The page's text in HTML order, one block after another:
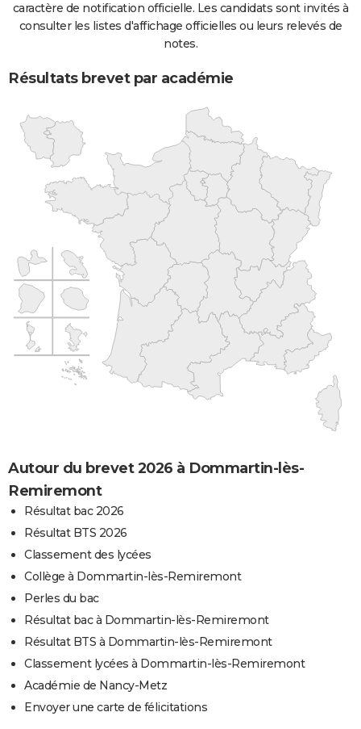
caractère de notification officielle. Les candidats sont invités à
consulter les listes d'affichage officielles ou leurs relevés de
notes.
Résultats brevet par académie
Autour du brevet 2026 à Dommartin-lès-
Remiremont
Résultat bac 2026
Résultat BTS 2026
Classement des lycées
Collège à Dommartin-lès-Remiremont
Perles du bac
Résultat bac à Dommartin-lès-Remiremont
Résultat BTS à Dommartin-lès-Remiremont
Classement lycées à Dommartin-lès-Remiremont
Académie de Nancy-Metz
Envoyer une carte de félicitations